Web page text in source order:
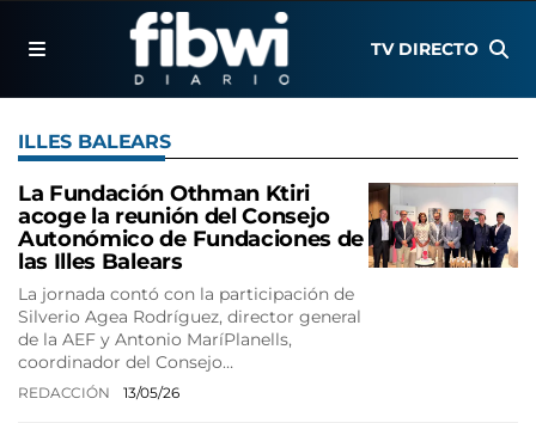
TV DIRECTO
ILLES BALEARS
La Fundación Othman Ktiri
acoge la reunión del Consejo
Autonómico de Fundaciones de
las Illes Balears
La jornada contó con la participación de
Silverio Agea Rodríguez, director general
de la AEF y Antonio MaríPlanells,
coordinador del Consejo…
REDACCIÓN 13/05/26